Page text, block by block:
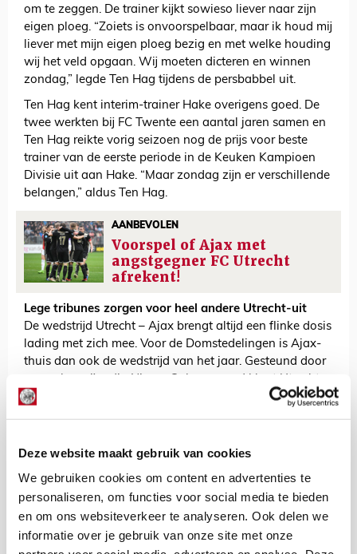
Deze website maakt gebruik van cookies
We gebruiken cookies om content en advertenties te
personaliseren, om functies voor social media te bieden
en om ons websiteverkeer te analyseren. Ook delen we
informatie over je gebruik van onze site met onze
om te zeggen. De trainer kijkt sowieso liever naar zijn
eigen ploeg. “Zoiets is onvoorspelbaar, maar ik houd mij
liever met mijn eigen ploeg bezig en met welke houding
wij het veld opgaan. Wij moeten dicteren en winnen
zondag,” legde Ten Hag tijdens de persbabbel uit.
Ten Hag kent interim-trainer Hake overigens goed. De
twee werkten bij FC Twente een aantal jaren samen en
Ten Hag reikte vorig seizoen nog de prijs voor beste
trainer van de eerste periode in de Keuken Kampioen
Divisie uit aan Hake. “Maar zondag zijn er verschillende
belangen,” aldus Ten Hag.
AANBEVOLEN
Voorspel of Ajax met
angstgegner FC Utrecht
afrekent!
Lege tribunes zorgen voor heel andere Utrecht-uit
De wedstrijd Utrecht – Ajax brengt altijd een flinke dosis
lading met zich mee. Voor de Domstedelingen is Ajax-
thuis dan ook de wedstrijd van het jaar. Gesteund door
normaal gesproken altijd vol op tegen de rivaal. Tja,
Een leeg Nieuw Galgenwaard zorgt ongetwijfeld voor
een heel andere Utrecht-uit. Met doodstille tribunes valt
het grootste voordeel voor de thuisploeg weg, terwijl
ook Ajax heus motivatie haalt uit het normaal vijandige
publiek. Toch denkt Ten Hag – die vorig jaar nog een
bekerpotje in een vol stadion verloor van Utrecht – niet